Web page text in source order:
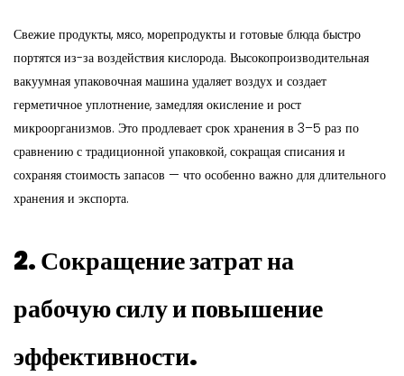
Свежие продукты, мясо, морепродукты и готовые блюда быстро
портятся из-за воздействия кислорода. Высокопроизводительная
вакуумная упаковочная машина удаляет воздух и создает
герметичное уплотнение, замедляя окисление и рост
микроорганизмов. Это продлевает срок хранения в 3–5 раз по
сравнению с традиционной упаковкой, сокращая списания и
сохраняя стоимость запасов — что особенно важно для длительного
хранения и экспорта.
2. Сокращение затрат на
рабочую силу и повышение
эффективности.